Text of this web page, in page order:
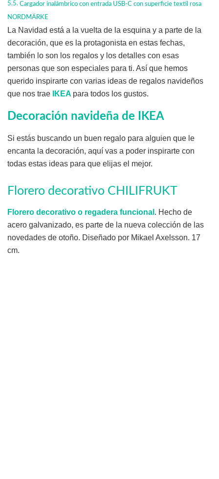
Cargador inalámbrico con entrada USB-C con superficie textil rosa
NORDMÄRKE
La Navidad está a la vuelta de la esquina y a parte de la
decoración, que es la protagonista en estas fechas,
también lo son los regalos y los detalles con esas
personas que son especiales para ti. Así que hemos
querido inspirarte con varias ideas de regalos navideños
que nos trae
IKEA para todos los gustos.
Decoración navideña de IKEA
Si estás buscando un buen regalo para alguien que le
encanta la decoración, aquí vas a poder inspirarte con
todas estas ideas para que elijas el mejor.
Florero decorativo CHILIFRUKT
Florero decorativo o regadera funcional . Hecho de
acero galvanizado, es parte de la nueva colección de las
novedades de otoño. Diseñado por Mikael Axelsson. 17
cm.